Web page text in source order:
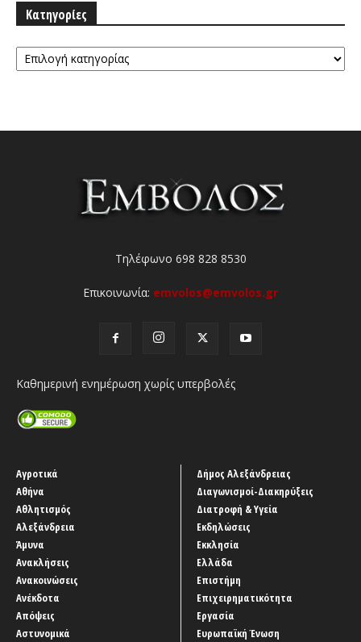
Κατηγορίες
Κατηγορίες
Τηλέφωνο 698 828 8530
Επικοινωνία: emvolos@emvolos.gr
Καθημερινή ενημέρωση χωρίς υπερβολές
Αγροτικά
Αθήνα
Αθλητισμός
Αλεξάνδρεια
Άμυνα
Ανακλήσεις
Ανακοινώσεις
Ανέκδοτα
Απόψεις
Αστυνομικά
Δήμος Αλεξάνδρειας
Διαγωνισμοί-Διακηρύξεις
Διατροφή & Υγεία
Εκδηλώσεις
Εκκλησία
Ελλάδα
Επιστήμη
Επιχειρηματικότητα
Εργασία
Ευρωπαϊκή Ένωση